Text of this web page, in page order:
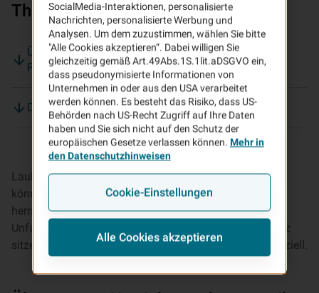
Themen auf dieser Seite:
Überzeugen Sie sich von den Vorteilen des VHV
Fahrerschutzes!
Das leistet der Fahrerschutz
Laub macht die Straßen rutschiger, Nebel und Regen
können die Sicht verschlechtern, auf den Autobahnen
herrscht Ferienverkehr, kurzum: Jede Jahreszeit birgt
Unfallrisiken. Mit dem Kfz-Zusatzbaustein Fahrerschutz
sitzen Sie immer auf der richtigen Seite, nicht nur finanziell.
SocialMedia-Interaktionen, personalisierte
Nachrichten, personalisierte Werbung und
Analysen. Um dem zuzustimmen, wählen Sie bitte
"Alle Cookies akzeptieren“. Dabei willigen Sie
gleichzeitig gemäß Art.49Abs.1S.1lit.aDSGVO ein,
dass pseudonymisierte Informationen von
Unternehmen in oder aus den USA verarbeitet
werden können. Es besteht das Risiko, dass US-
Behörden nach US-Recht Zugriff auf Ihre Daten
haben und Sie sich nicht auf den Schutz der
europäischen Gesetze verlassen können. Mehr in
den Datenschutzhinweisen
Cookie-Einstellungen
Alle Cookies akzeptieren